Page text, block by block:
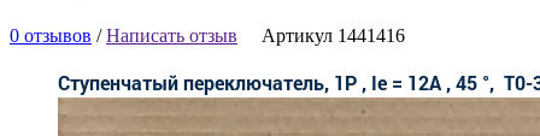
0 отзывов /Написать отзыв Артикул 1441416